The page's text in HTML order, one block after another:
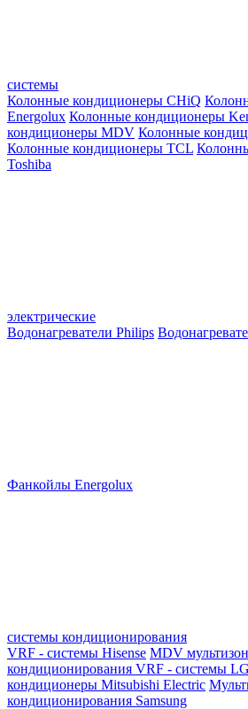
системы
Колонные кондиционеры CHiQ
Energolux Колонные кондиционеры
кондиционеры MDV Колонные
Колонные кондиционеры TCL
Toshiba
электрические
Водонагреватели Philips
Фанкойлы Energolux
системы кондиционирования
VRF - системы Hisense MDV
кондиционирования VRF - системы LG
кондиционеры Mitsubishi Electric
кондиционирования Samsung